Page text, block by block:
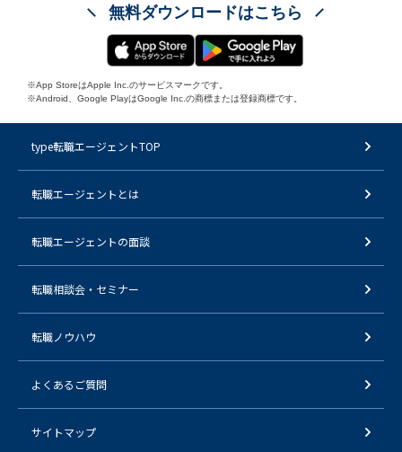
無料ダウンロードはこちら
※App StoreはApple Inc.のサービスマークです。
※Android、Google PlayはGoogle Inc.の商標または登録商標です。
type転職エージェントTOP
転職エージェントとは
転職エージェントの面談
転職相談会・セミナー
転職ノウハウ
よくあるご質問
サイトマップ